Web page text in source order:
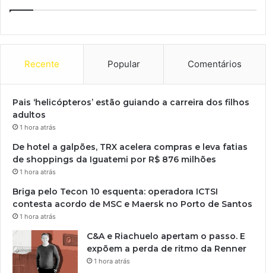
Recente Popular Comentários
Pais ‘helicópteros’ estão guiando a carreira dos filhos
adultos
1 hora atrás
De hotel a galpões, TRX acelera compras e leva fatias
de shoppings da Iguatemi por R$ 876 milhões
1 hora atrás
Briga pelo Tecon 10 esquenta: operadora ICTSI
contesta acordo de MSC e Maersk no Porto de Santos
1 hora atrás
C&A e Riachuelo apertam o passo. E
expõem a perda de ritmo da Renner
1 hora atrás